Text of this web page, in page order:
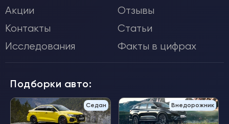
Акции
Отзывы
Контакты
Статьи
Исследования
Факты в цифрах
Подборки авто:
Седан Внедорожник